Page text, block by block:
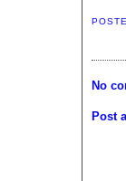
No
Post